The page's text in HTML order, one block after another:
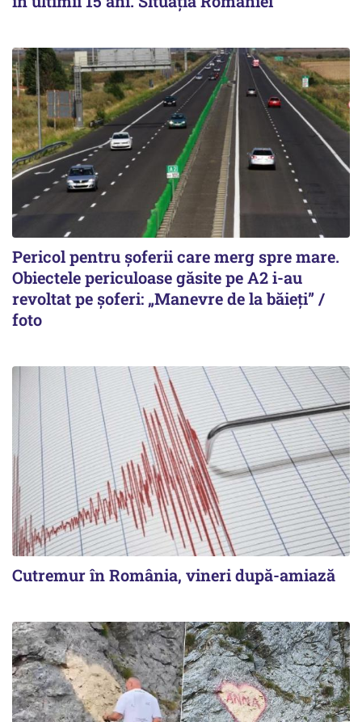
Pericol pentru șoferii care merg spre mare.
Obiectele periculoase găsite pe A2 i-au
revoltat pe șoferi: „Manevre de la băieți” /
foto
Cutremur în România, vineri după-amiază